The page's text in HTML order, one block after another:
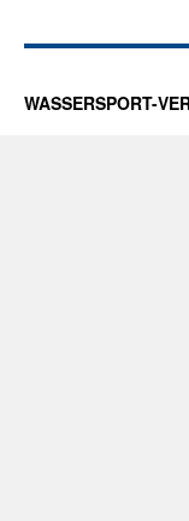
WASSERSPORT-